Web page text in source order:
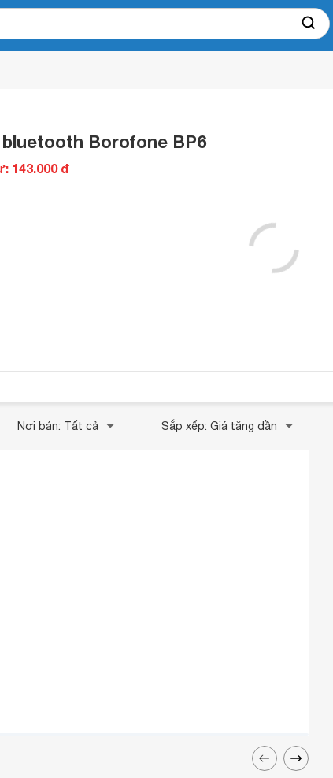
Borofone BP6
143.000 đ
Nơi bán: Tất cả Sắp xếp: Giá tăng dần